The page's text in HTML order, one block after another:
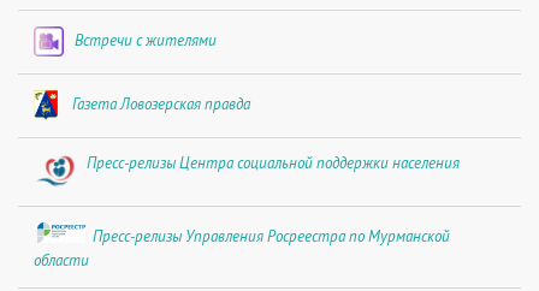
Встречи с жителями
Газета Ловозерская правда
Пресс-релизы Центра социальной поддержки населения
Пресс-релизы Управления Росреестра по Мурманской
области